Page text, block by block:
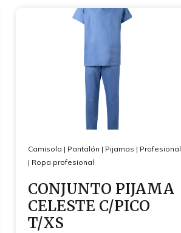
Camisola | Pantalón | Pijamas | Profesional
| Ropa profesional
CONJUNTO PIJAMA
CELESTE C/PICO
T/XS